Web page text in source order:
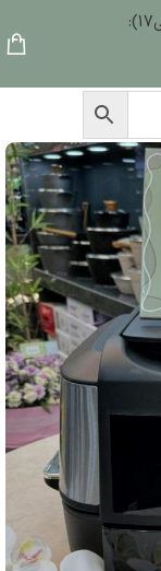
پشتیبانی میمو فقط در پیامرسان بله (9الی17):